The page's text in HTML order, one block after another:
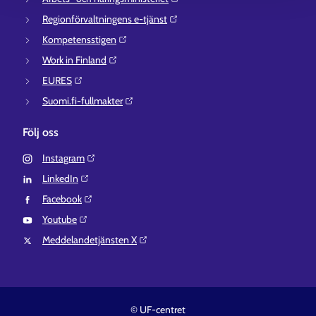
Regionförvaltningens e-tjänst⁠
Kompetensstigen⁠
Work in Finland⁠
EURES⁠
Suomi.fi-fullmakter⁠
Följ oss
Instagram⁠
LinkedIn⁠
Facebook⁠
Youtube⁠
Meddelandetjänsten X⁠
© UF-centret